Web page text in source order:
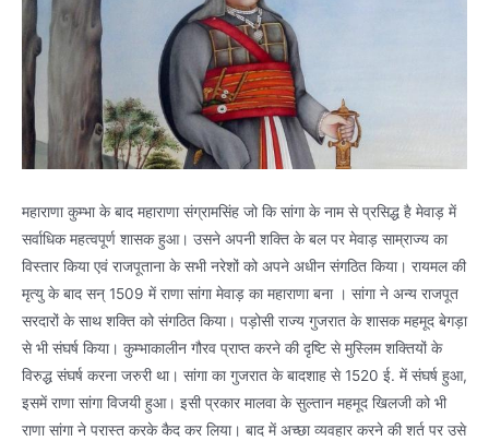
महाराणा कुम्भा के बाद महाराणा संग्रामसिंह जो कि सांगा के नाम से प्रसिद्ध है मेवाड़ में
सर्वाधिक महत्वपूर्ण शासक हुआ। उसने अपनी शक्ति के बल पर मेवाड़ साम्राज्य का
विस्तार किया एवं राजपूताना के सभी नरेशों को अपने अधीन संगठित किया। रायमल की
मृत्यु के बाद सन् 1509 में राणा सांगा मेवाड़ का महाराणा बना । सांगा ने अन्य राजपूत
सरदारों के साथ शक्ति को संगठित किया। पड़ोसी राज्य गुजरात के शासक महमूद बेगड़ा
से भी संघर्ष किया। कुम्भाकालीन गौरव प्राप्त करने की दृष्टि से मुस्लिम शक्तियों के
विरुद्ध संघर्ष करना जरुरी था। सांगा का गुजरात के बादशाह से 1520 ई. में संघर्ष हुआ,
इसमें राणा सांगा विजयी हुआ। इसी प्रकार मालवा के सुल्तान महमूद खिलजी को भी
राणा सांगा ने परास्त करके कैद कर लिया। बाद में अच्छा व्यवहार करने की शर्त पर उसे